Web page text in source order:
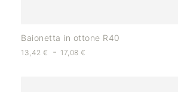
Baionetta in ottone R40
13,42 € - 17,08€